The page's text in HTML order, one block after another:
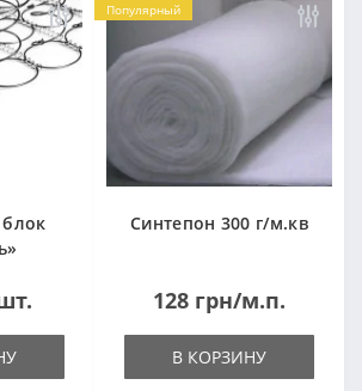
Популярный
Синтепон 300 г/м.кв
128 грн/м.п.
В КОРЗИНУ